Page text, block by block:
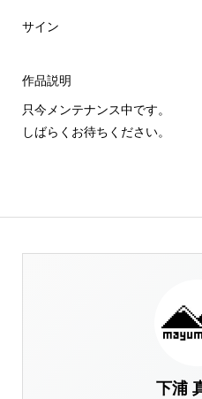
サイン
作品説明
只今メンテナンス中です。
しばらくお待ちください。
下浦